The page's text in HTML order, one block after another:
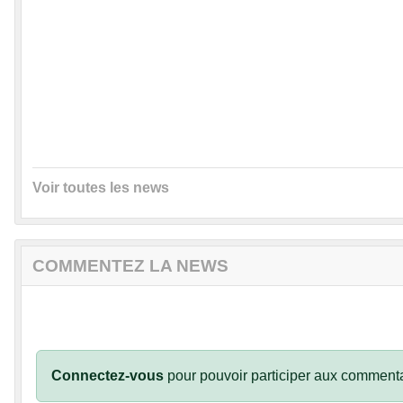
Voir toutes les news
COMMENTEZ LA NEWS
Connectez-vous pour pouvoir participer aux